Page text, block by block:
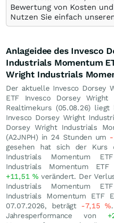
Bewertung von Kosten
Nutzen Sie einfach
Anlageidee des Invesco
Industrials Momentum
Wright Industrials
Der aktuelle Invesco Dorsey
ETF Invesco Dorsey Wright
Realtimekurs (05.08.26) liegt
Invesco Dorsey Wright
Dorsey Wright Industrials
(A2JNPH) in 24 Stunden um
gesehen hat sich der Kurs
Industrials Momentum
Industrials Momentum ETF
+11,51 %verändert. Der
Industrials Momentum
Industrials Momentum ETF
07.07.2026, beträgt -7,15%
Jahresperformance von